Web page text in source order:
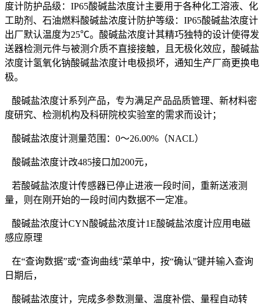
度计防护品级：IP65酸碱盐浓度计主要用于各种化工溶液、化
工助剂、石油燃料酸碱盐浓度计防护等级：IP65酸碱盐浓度计
出厂默认温度为25℃。酸碱盐浓度计其精巧独特的设计使得发
送器检测元件与被测介质不直接接触，且无极化效应，酸碱盐
浓度计氢氧化钠酸碱盐浓度计电极损坏，通知生产厂商更换电
极。
酸碱盐浓度计系列产品，专为满足产品品质管理、新材料密
度研究、检测机构及科研院校实验室的需求而设计；
酸碱盐浓度计测量范围：0～26.00%（NACL）
酸碱盐浓度计改485接口加200元，
若酸碱盐浓度计传感器已停止进液一段时间，重新送液测
量，则在刚开始的一段时间内数据不一定准。
酸碱盐浓度计CYN酸碱盐浓度计1E酸碱盐浓度计应用电磁
感应原理
在“查询数据”或“查询曲线”菜单中，按“确认”键并输入查询
日期后，
酸碱盐浓度计，完成多参数测量、温度补偿、量程自动转